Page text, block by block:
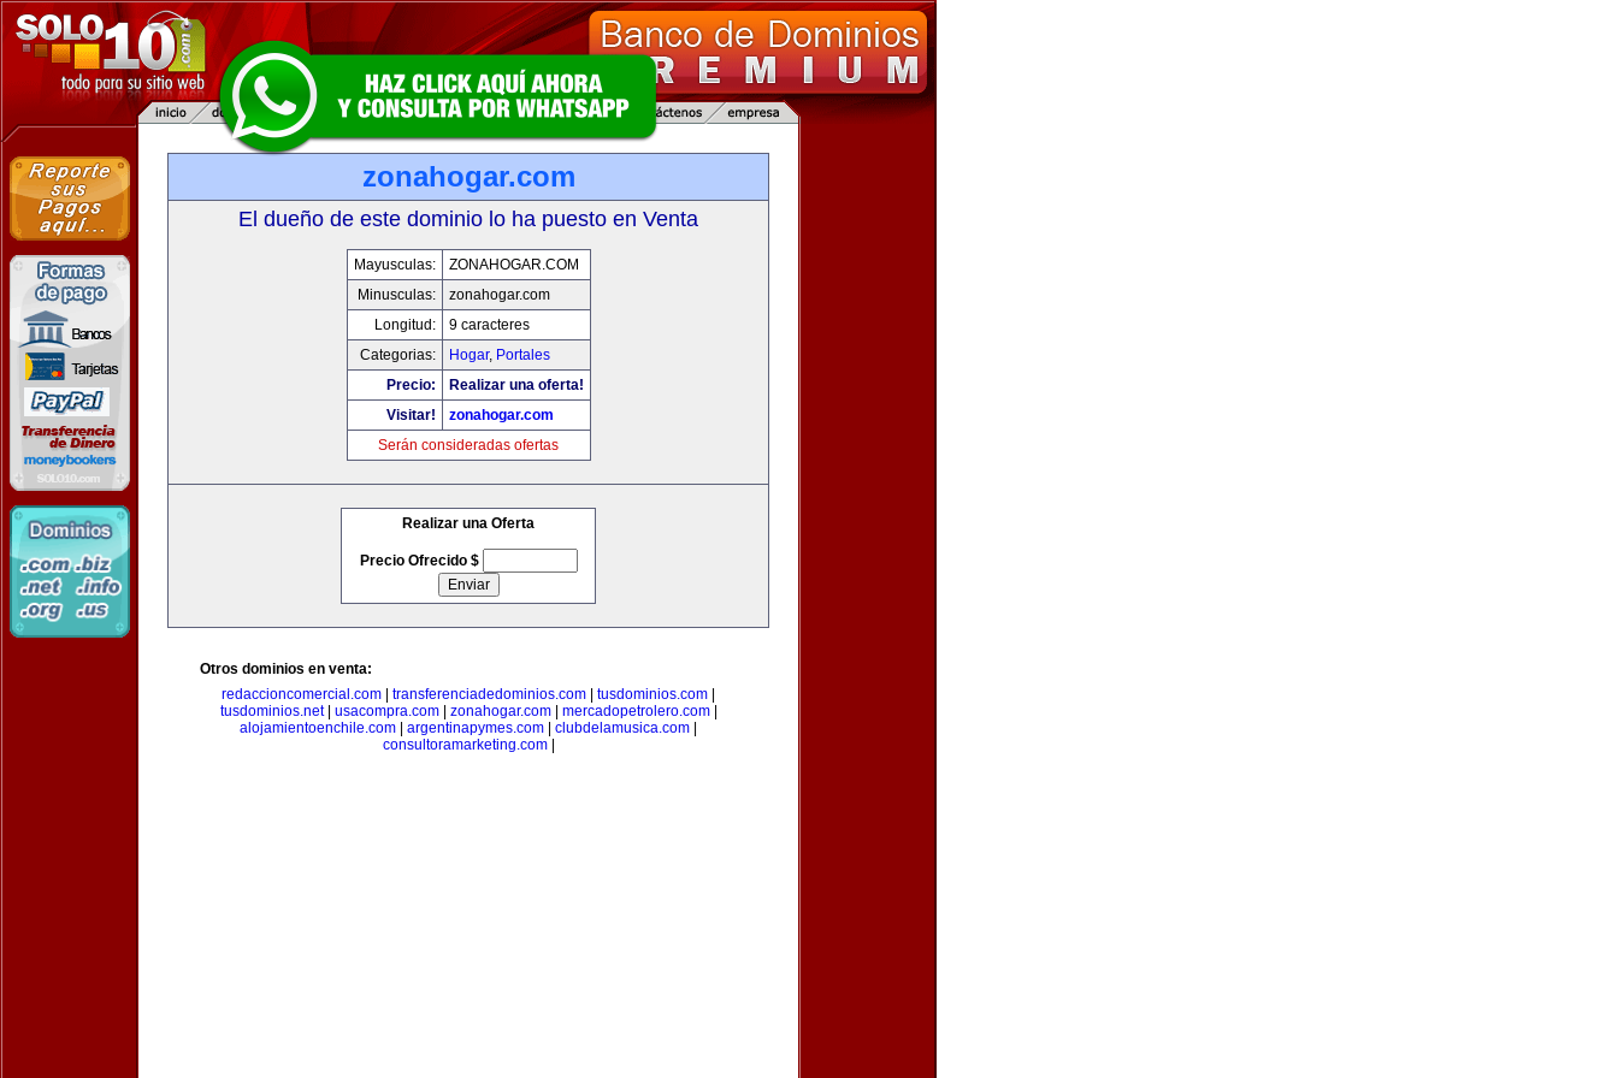
zonahogar.com
El dueño de este dominio lo ha puesto en Venta
Mayusculas:
ZONAHOGAR.COM
Minusculas:
zonahogar.com
Longitud:
9 caracteres
Categorias:
Hogar, Portales
Precio:
Realizar una oferta!
Visitar!
zonahogar.com
Serán consideradas ofertas
Realizar una Oferta
Precio Ofrecido $
Otros dominios en venta:
redaccioncomercial.com
transferenciadedominios.com tusdominios.com
tusdominios.net| usacompra.com| zonahogar.com| mercadopetrolero.com|
alojamientoenchile.com
argentinapymes.com clubdelamusica.com
consultoramarketing.com|